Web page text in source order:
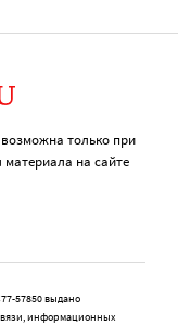
только при
на сайте
57850 выдано
информационных